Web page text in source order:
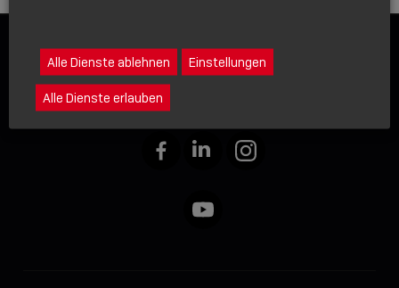
FacebookLinkedIn Instagram
YouTube
Alle Dienste ablehnen Einstellungen
Alle Dienste erlauben